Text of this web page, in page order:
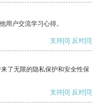
用户交流学习心得。
支持[0] 反对[0]
了无限的隐私保护和安全性保
支持[0] 反对[0]